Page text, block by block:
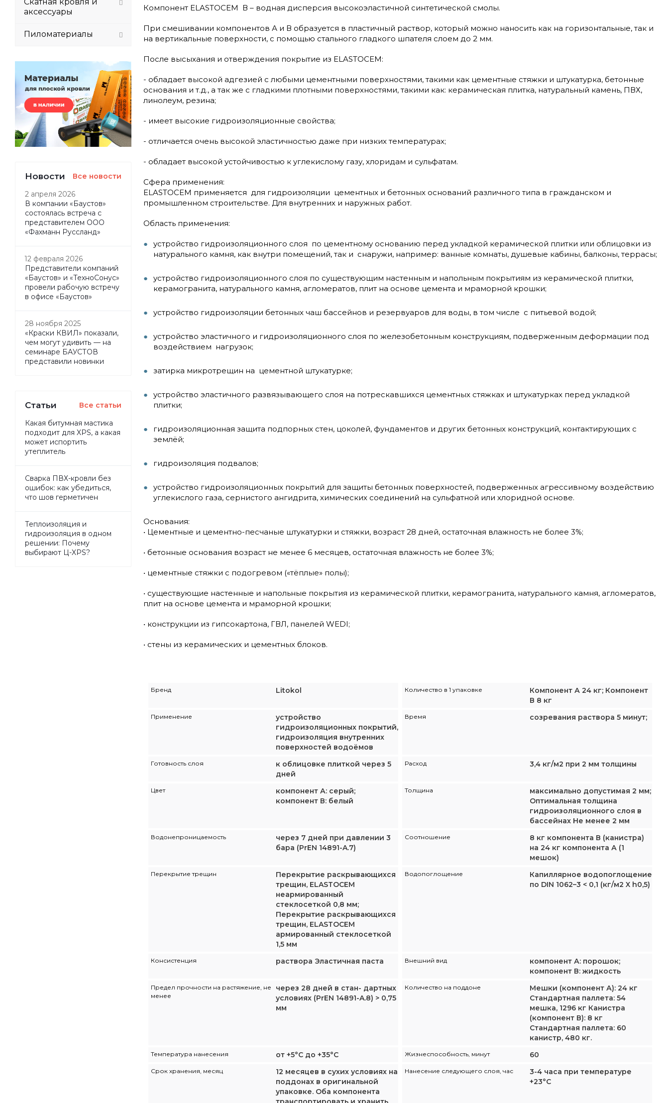
Компонент ELASTOCEM В – водная дисперсия высокоэластичной синтетической смолы.
При смешивании компонентов А и В образуется в пластичный раствор, который можно наносить как на горизонтальные, так и
на вертикальные поверхности, с помощью стального гладкого шпателя слоем до 2 мм.
После высыхания и отверждения покрытие из ELASTOCEM:
- обладает высокой адгезией с любыми цементными поверхностями, такими как цементные стяжки и штукатурка, бетонные
основания и т.д., а так же с гладкими плотными поверхностями, такими как: керамическая плитка, натуральный камень, ПВХ,
линолеум, резина;
- имеет высокие гидроизоляционные свойства;
- отличается очень высокой эластичностью даже при низких температурах;
- обладает высокой устойчивостью к углекислому газу, хлоридам и сульфатам.
Сфера применения:
ELASTOCEM применяется для гидроизоляции цементных и бетонных оснований различного типа в гражданском и
промышленном строительстве. Для внутренних и наружных работ.
Область применения:
устройство гидроизоляционного слоя по цементному основанию перед укладкой керамической плитки или облицовки из
натурального камня, как внутри помещений, так и снаружи, например: ванные комнаты, душевые кабины, балконы, террасы;
устройство гидроизоляционного слоя по существующим настенным и напольным покрытиям из керамической плитки,
керамогранита, натурального камня, агломератов, плит на основе цемента и мраморной крошки;
устройство гидроизоляции бетонных чаш бассейнов и резервуаров для воды, в том числе с питьевой водой;
устройство эластичного и гидроизоляционного слоя по железобетонным конструкциям, подверженным деформации под
воздействием нагрузок;
затирка микротрещин на цементной штукатурке;
устройство эластичного развязывающего слоя на потрескавшихся цементных стяжках и штукатурках перед укладкой
плитки;
гидроизоляционная защита подпорных стен, цоколей, фундаментов и других бетонных конструкций, контактирующих с
землёй;
гидроизоляция подвалов;
устройство гидроизоляционных покрытий для защиты бетонных поверхностей, подверженных агрессивному воздействию
углекислого газа, сернистого ангидрита, химических соединений на сульфатной или хлоридной основе.
Основания:
• Цементные и цементно-песчаные штукатурки и стяжки, возраст 28 дней, остаточная влажность не более 3%;
• бетонные основания возраст не менее 6 месяцев, остаточная влажность не более 3%;
• цементные стяжки с подогревом («тёплые» полы);
• существующие настенные и напольные покрытия из керамической плитки, керамогранита, натурального камня, агломератов,
плит на основе цемента и мраморной крошки;
• конструкции из гипсокартона, ГВЛ, панелей WEDI;
• стены из керамических и цементных блоков.
Бренд Litokol Количество в 1 упаковке
Компонент А 24 кг; Компонент
В 8 кг
Применение
устройство
гидроизоляционных покрытий,
гидроизоляция внутренних
поверхностей водоёмов
Время созревания раствора 5 минут;
Готовность слоя
к облицовке плиткой через 5
дней
Расход 3,4 кг/м2 при 2 мм толщины
Цвет
компонент А: серый;
компонент В: белый
Толщина
максимально допустимая 2 мм;
Оптимальная толщина
гидроизоляционного слоя в
бассейнах Не менее 2 мм
Водонепроницаемость
через 7 дней при давлении 3
бара (PrEN 14891-A.7)
Соотношение
8 кг компонента В (канистра)
на 24 кг компонента А (1
мешок)
Перекрытие трещин
Перекрытие раскрывающихся
трещин, ELASTOCEM
неармированный
стеклосеткой 0,8 мм;
Перекрытие раскрывающихся
трещин, ELASTOCEM
армированный стеклосеткой
1,5 мм
Водопоглощение
Капиллярное водопоглощение
по DIN 1062–3 < 0,1 (кг/м2 X h0,5)
Консистенция раствора Эластичная паста Внешний вид
компонент А: порошок;
компонент В: жидкость
Предел прочности на растяжение, не
менее
через 28 дней в стан- дартных
условиях (PrEN 14891-A.8) > 0,75
мм
Количество на поддоне
Мешки (компонент А): 24 кг
Стандартная паллета: 54
мешка, 1296 кг Канистра
(компонент В): 8 кг
Стандартная паллета: 60
канистр, 480 кг.
Температура нанесения от +5°С до +35°С Жизнеспособность, минут 60
Срок хранения, месяц
12 месяцев в сухих условиях на
поддонах в оригинальной
упаковке. Оба компонента
Нанесение следующего слоя, час
3-4 часа при температуре
+23°С
аксессуары
Пиломатериалы
Новости Все новости
2 апреля 2026
В компании «Баустов»
состоялась встреча с
представителем ООО
«Фахманн Руссланд»
12 февраля 2026
Представители компаний
«Баустов» и «ТехноСонус»
провели рабочую встречу
в офисе «Баустов»
28 ноября 2025
«Краски КВИЛ» показали,
чем могут удивить — на
семинаре БАУСТОВ
представили новинки
Статьи Все статьи
Какая битумная мастика
подходит для XPS, а какая
может испортить
утеплитель
Сварка ПВХ-кровли без
ошибок: как убедиться,
что шов герметичен
Теплоизоляция и
гидроизоляция в одном
решении: Почему
выбирают Ц-XPS?